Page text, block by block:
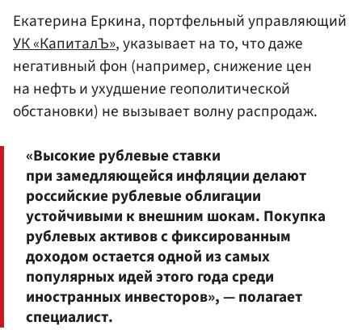
Екатерина Еркина, портфельный управляющий
УК «КапиталЪ», указывает на то, что даже
негативный фон (например, снижение цен
на нефть и ухудшение геополитической
обстановки) не вызывает волну распродаж.
«Высокие рублевые ставки
при замедляющейся инфляции делают
российские рублевые облигации
устойчивыми к внешним шокам. Покупка
рублевых активов с фиксированным
доходом остается одной из самых
популярных идей этого года среди
иностранных инвесторов», — полагает
специалист.